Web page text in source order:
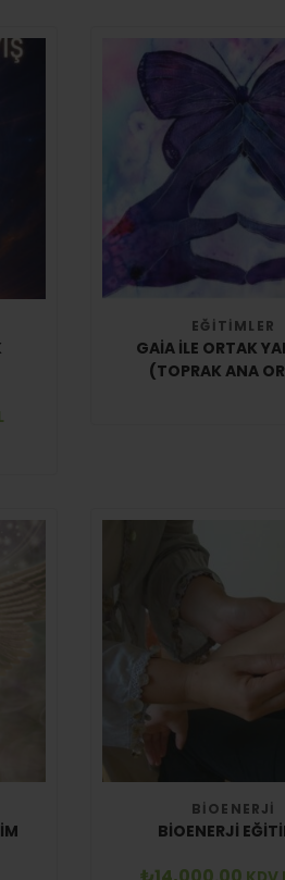
EĞITIMLER
GAIA ILE ORTAK
(TOPRAK ANA
BIOENERJI
BIOENERJI